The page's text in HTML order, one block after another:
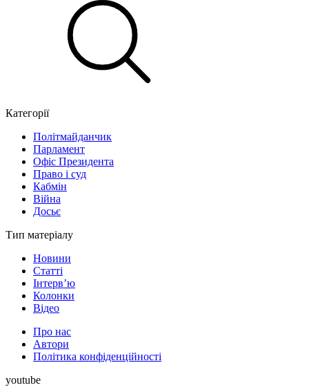
Категорії
Політмайданчик
Парламент
Офіс Президента
Право і суд
Кабмін
Війна
Досьє
Тип матеріалу
Новини
Статті
Інтерв’ю
Колонки
Відео
Про нас
Автори
Політика конфіденційності
youtube